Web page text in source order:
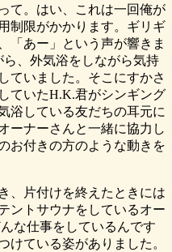
て。はい、これは一回俺が
制限がかかります。ギリギ
「あー」という声が響きま
、外気浴をしながら気持
ていました。そこにすかさ
ていたH.K.君がシンギング
浴している友だちの耳元に
ーナーさんと一緒に協力し
お付きの方のような動きを
、片付けを終えたときには
ントサウナをしているオー
な仕事をしているんです
けている姿がありました。